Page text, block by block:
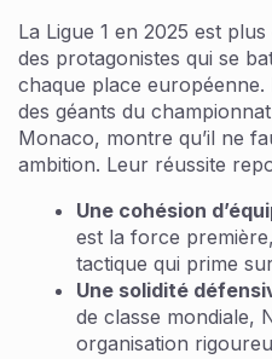
La Ligue 1 en 2025 est
des protagonistes qui se
chaque place
des géants du
Monaco, montre qu’il ne
ambition. Leur réussite
Une cohésion
est la force
tactique qui prime
Une solidité
de classe mondiale,
organisation